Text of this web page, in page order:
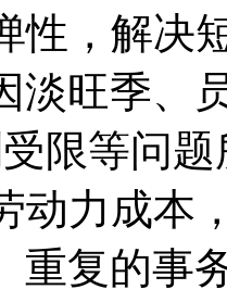
性，解决
淡旺季、
限等问
动力成本
重复的事